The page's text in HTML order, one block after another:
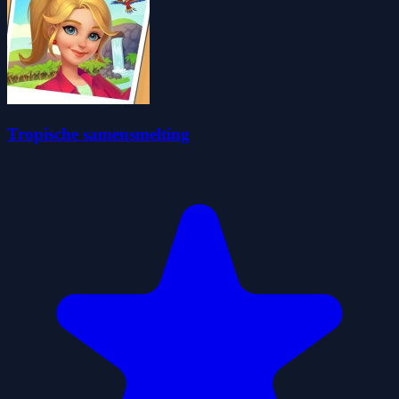
Tropische samensmelting